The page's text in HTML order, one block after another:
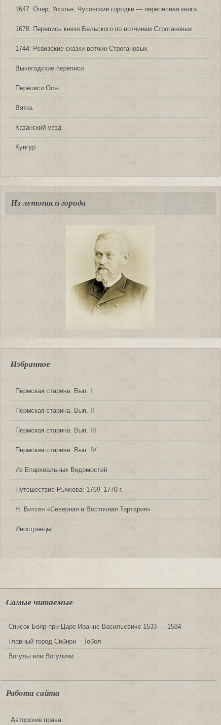
1647: Очер, Усолье, Чусовские городки — переписная книга
1678: Перепись князя Бельского по вотчинам Строгановых
1744: Ревизские сказки вотчин Строгановых
Вычегодские переписи
Переписи Осы
Вятка
Казанский уезд
Кунгур
Из летописи города
Избранное
Пермская старина. Вып. I
Пермская старина. Вып. II
Пермская старина. Вып. III
Пермская старина. Вып. IV
Из Епархиальных Ведомостей
Путешествие Рычкова: 1769‒1770 г.
Н. Витсен «Северная и Восточная Тартария»
Иностранцы
Самые читаемые
Список Бояр при Царе Иоанне Васильевиче 1533 — 1584
Главный город Сибири – Тобол
Вогулы или Вогуличи
Работа сайта
Авторские права